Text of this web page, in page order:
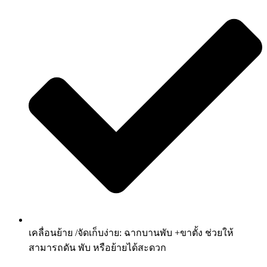
เคลื่อนย้าย /จัดเก็บง่าย: ฉากบานพับ +ขาตั้ง ช่วยให้
สามารถดัน พับ หรือย้ายได้สะดวก